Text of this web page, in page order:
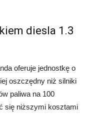
diesla 1.3
oferuje jednostkę o
oszczędny niż silniki
paliwa na 100
się niższymi kosztami